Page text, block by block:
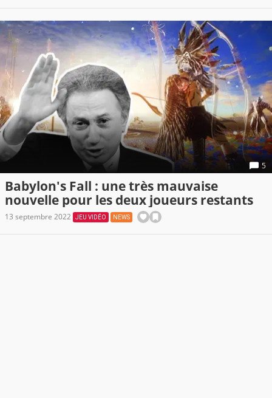
5
Babylon's Fall : une très mauvaise
nouvelle pour les deux joueurs restants
13 septembre 2022 JEU VIDÉO NEWS